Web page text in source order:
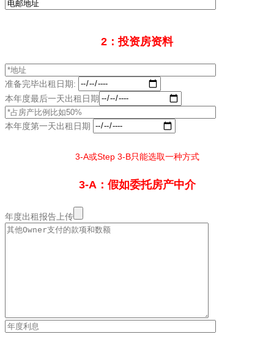
2：投资房资料
准备完毕出租日期:
本年度最后一天出租日期
本年度第一天出租日期
3-A或Step 3-B只能选取一种方式
3-A：假如委托房产中介
年度出租报告上传